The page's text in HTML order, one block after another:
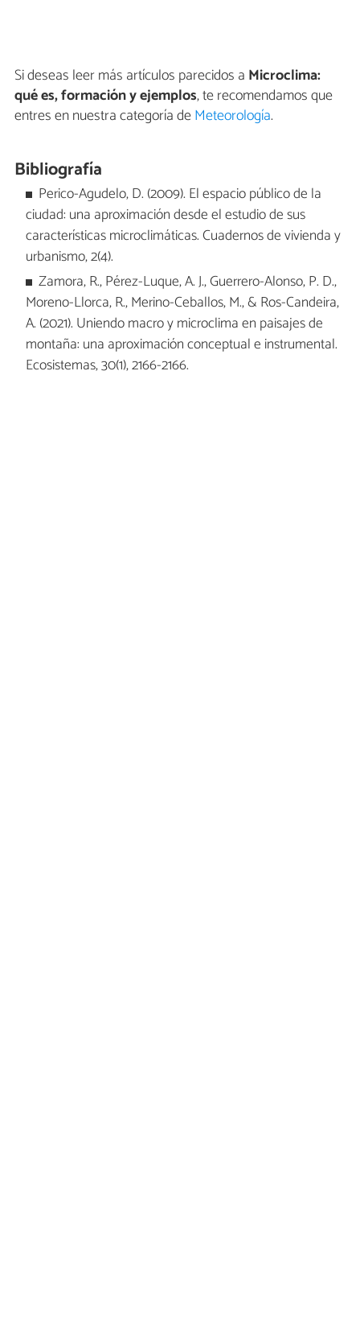
Si deseas leer más artículos parecidos a Microclima:
qué es, formación y ejemplos, te recomendamos que
entres en nuestra categoría deMeteorología.
Bibliografía
Perico-Agudelo, D. (2009). El espacio público de la
ciudad: una aproximación desde el estudio de sus
características microclimáticas. Cuadernos de vivienda y
urbanismo, 2(4).
Zamora, R., Pérez-Luque, A. J., Guerrero-Alonso, P. D.,
Moreno-Llorca, R., Merino-Ceballos, M., & Ros-Candeira,
A. (2021). Uniendo macro y microclima en paisajes de
montaña: una aproximación conceptual e instrumental.
Ecosistemas, 30(1), 2166-2166.